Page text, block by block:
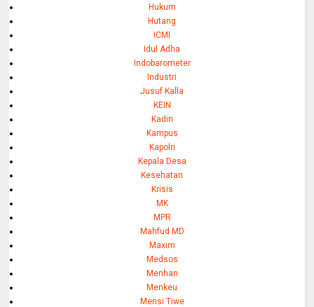
Hukum
Hutang
ICMI
Idul Adha
Indobarometer
Industri
Jusuf Kalla
KEIN
Kadin
Kampus
Kapolri
Kepala Desa
Kesehatan
Krisis
MK
MPR
Mahfud MD
Maxim
Medsos
Menhan
Menkeu
Mensi Tiwe